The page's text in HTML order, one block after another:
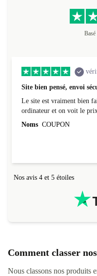
Basé
Site bien pensé, envoi
Le site est vraiment bien
ordinateur et on voit le
évoluer au fil des
Noms COUPON
Nos avis 4 et 5 étoiles
Comment classer
Nous classons nos produits